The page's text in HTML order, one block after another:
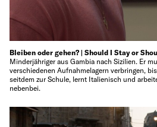
Bleiben oder gehen? | Should I Stay or
Minderjähriger aus Gambia nach Sizilien. Er
verschiedenen Aufnahmelagern verbringen,
seitdem zur Schule, lernt Italienisch und
nebenbei.